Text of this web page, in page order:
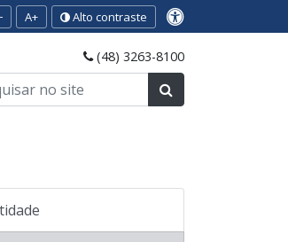
A+ Alto contraste
(48) 3263-8100